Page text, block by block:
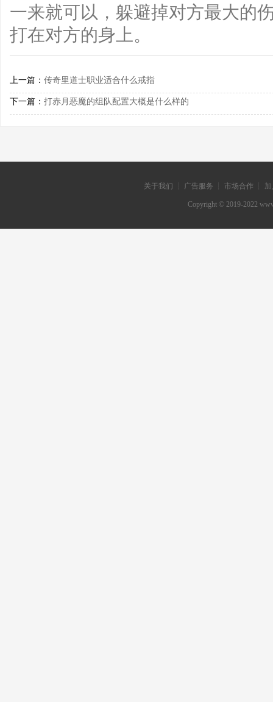
一来就可以，躲避掉对方最大的
打在对方的身上。
上一篇： 传奇里道士职业适合什么戒指
下一篇： 打赤月恶魔的组队配置大概是什么样的
关于我们 ┊ 广告服务 ┊ 市场合作 ┊
Copyright © 2019-2022